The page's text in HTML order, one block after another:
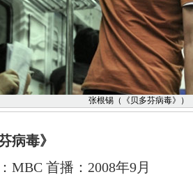
张根锡（《贝多芬病毒》）
病毒》
首播：2008年9月